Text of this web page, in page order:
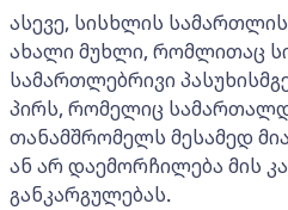
ასევე, სისხლის
ახალი მუხლი, რომლითაც
სამართლებრივი
პირს, რომელიც
თანამშრომელს მესამედ
ან არ დაემორჩილება მის
განკარგულებას.